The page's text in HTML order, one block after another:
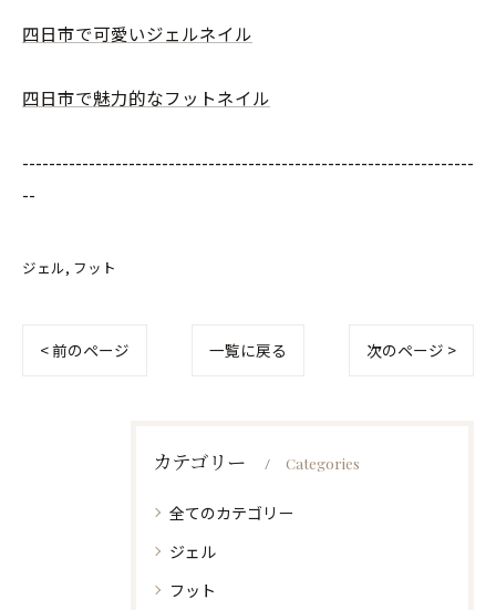
四日市で可愛いジェルネイル
四日市で魅力的なフットネイル
--------------------------------------------------------------------
--
ジェル フット
< 前のページ 一覧に戻る 次のページ >
カテゴリー Categories
全てのカテゴリー
ジェル
フット